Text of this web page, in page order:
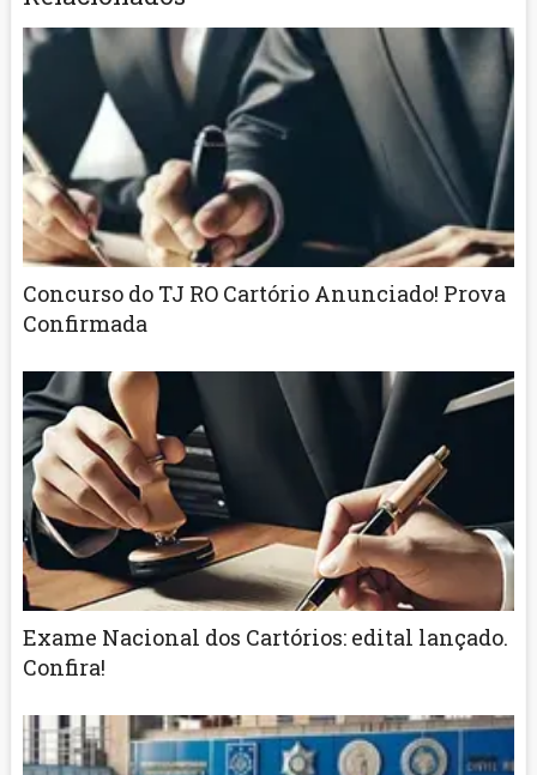
Concurso do TJ RO Cartório Anunciado! Prova
Confirmada
Exame Nacional dos Cartórios: edital lançado.
Confira!